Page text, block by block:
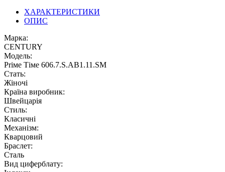
ХАРАКТЕРИСТИКИ
ОПИС
Марка:
CENTURY
Модель:
Рriме Тiме 606.7.S.АВ1.11.SМ
Стать:
Жіночі
Країна виробник:
Швейцарія
Стиль:
Класичні
Механізм:
Кварцовий
Браслет:
Сталь
Вид циферблату: